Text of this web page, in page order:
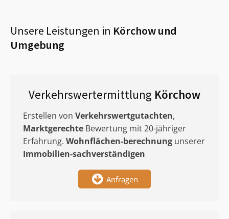
Unsere Leistungen in Körchowund
Umgebung
Verkehrswertermittlung Körchow
Erstellen von Verkehrswertgutachten,
Marktgerechte Bewertung mit 20-jähriger
Erfahrung. Wohnflächen-berechnung unserer
Immobilien-sachverständigen
Anfragen